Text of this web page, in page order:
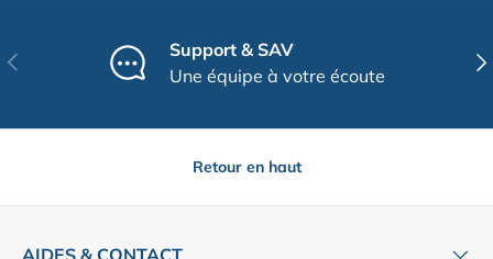
Précédent
Support & SAV
Une équipe à votre écoute
Retour en haut